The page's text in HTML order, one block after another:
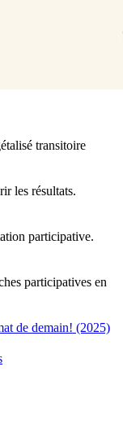
transitoire
les résultats.
participative.
participatives en
de demain! (2025)